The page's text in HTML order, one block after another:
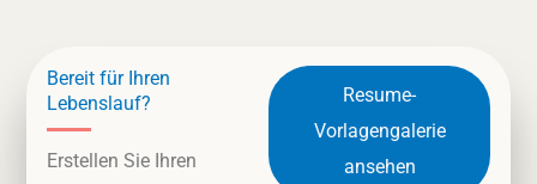
Bereit für Ihren
Lebenslauf?
Erstellen Sie Ihren
Resume-
Vorlagengalerie
ansehen